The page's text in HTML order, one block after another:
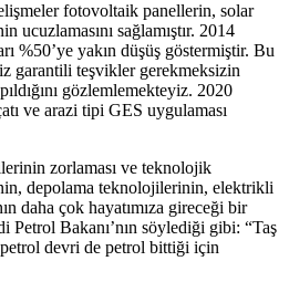
fotovoltaik panellerin, solar
sağlamıştır. 2014
%50’ye yakın düşüş göstermiştir. Bu
garantili teşvikler gerekmeksizin
gözlemlemekteyiz. 2020
ve arazi tipi GES uygulaması
zorlaması ve teknolojik
depolama teknolojilerinin, elektrikli
daha çok hayatımıza gireceği bir
Bakanı’nın söylediği gibi: “Taş
devri de petrol bittiği için